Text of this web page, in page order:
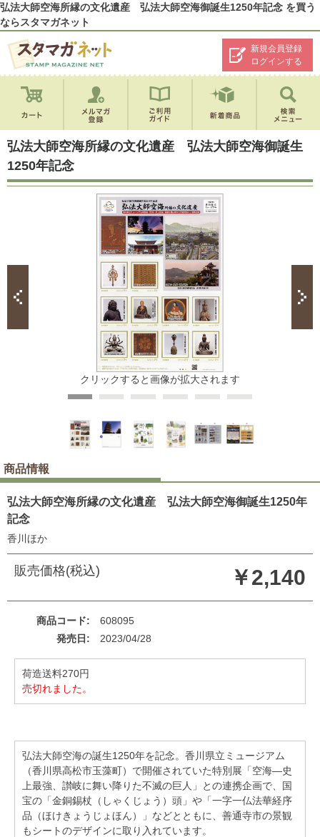
弘法大師空海所縁の文化遺産 弘法大師空海御誕生1250年記念 を買う
ならスタマガネット
新規会員登録
ログインする
弘法大師空海所縁の文化遺産 弘法大師空海御誕生
1250年記念
クリックすると画像が拡大されます
商品情報
弘法大師空海所縁の文化遺産 弘法大師空海御誕生1250年
記念
香川ほか
販売価格(税込) ￥2,140
商品コード
608095
発売日
2023/04/28
荷造送料270円
売切れました。
弘法大師空海の誕生1250年を記念。香川県立ミュージアム
（香川県高松市玉藻町）で開催されていた特別展「空海―史
上最強、讃岐に舞い降りた不滅の巨人」との連携企画で、国
宝の「金銅錫杖（しゃくじょう）頭」や「一字一仏法華経序
品（ほけきょうじょほん）」などとともに、善通寺市の景観
もシートのデザインに取り入れています。